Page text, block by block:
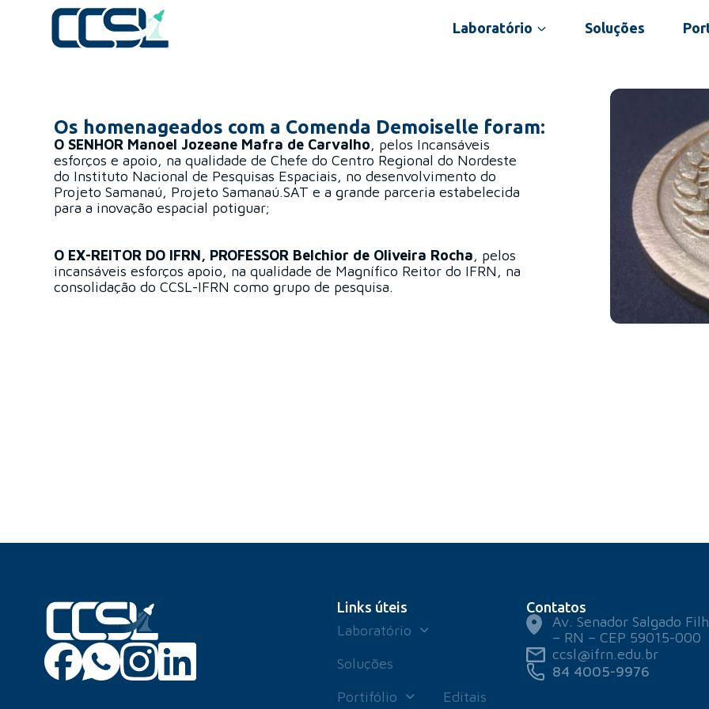
Laboratório Soluções
Os homenageados com a Comenda Demoiselle foram:
O SENHOR Manoel Jozeane Mafra de Carvalho, pelos Incansáveis
esforços e apoio, na qualidade de Chefe do Centro Regional do Nordeste
do Instituto Nacional de Pesquisas Espaciais, no desenvolvimento do
Projeto Samanaú, Projeto Samanaú.SAT e a grande parceria estabelecida
para a inovação espacial potiguar;
O EX-REITOR DO IFRN, PROFESSOR Belchior de Oliveira Rocha, pelos
incansáveis esforços apoio, na qualidade de Magnífico Reitor do IFRN, na
consolidação do CCSL-IFRN como grupo de pesquisa.
Links úteis
Laboratório
Soluções
Portifólio
Editais
Contatos
Av. Senador Salgado
– RN – CEP 59015-000
ccsl@ifrn.edu.br
84 4005-9976